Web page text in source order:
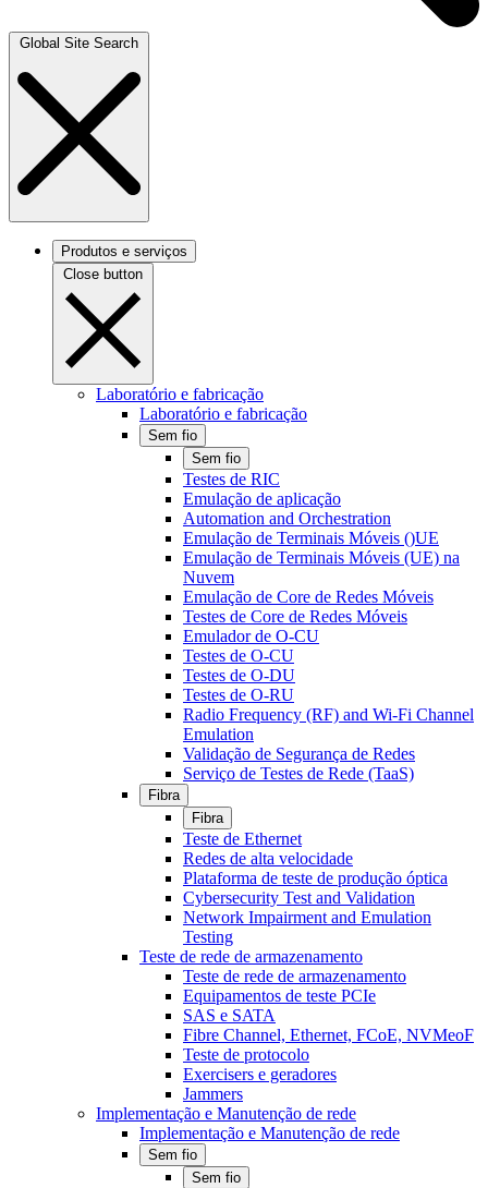
Global Site Search
Produtos e serviços
Close button
Laboratório e fabricação
Laboratório e fabricação
Sem fio
Sem fio
Testes de RIC
Emulação de aplicação
Automation and Orchestration
Emulação de Terminais Móveis ()UE
Emulação de Terminais Móveis (UE) na
Nuvem
Emulação de Core de Redes Móveis
Testes de Core de Redes Móveis
Emulador de O-CU
Testes de O-CU
Testes de O-DU
Testes de O-RU
Radio Frequency (RF) and Wi-Fi Channel
Emulation
Validação de Segurança de Redes
Serviço de Testes de Rede (TaaS)
Fibra
Fibra
Teste de Ethernet
Redes de alta velocidade
Plataforma de teste de produção óptica
Cybersecurity Test and Validation
Network Impairment and Emulation
Testing
Teste de rede de armazenamento
Teste de rede de armazenamento
Equipamentos de teste PCIe
SAS e SATA
Fibre Channel, Ethernet, FCoE, NVMeoF
Teste de protocolo
Exercisers e geradores
Jammers
Implementação e Manutenção de rede
Implementação e Manutenção de rede
Sem fio
Sem fio